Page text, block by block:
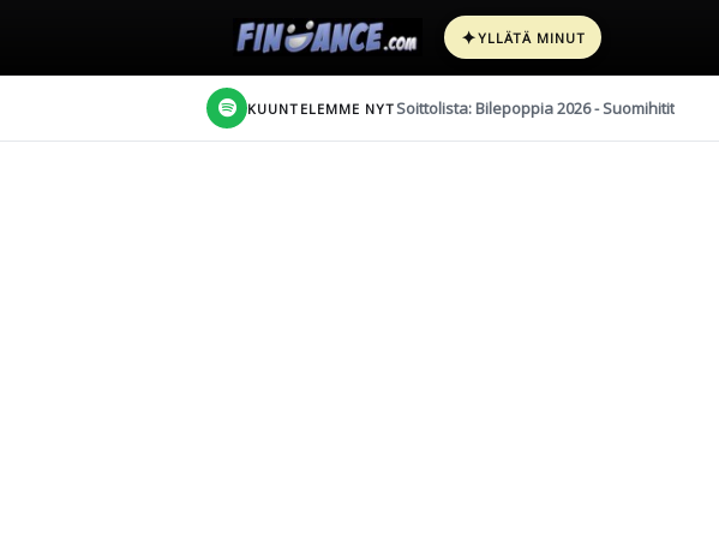
✦YLLÄTÄ MINUT
KUUNTELEMME NYT Soittolista: Bilepoppia 2026 - Suomihitit